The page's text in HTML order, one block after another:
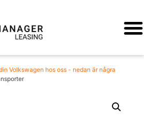
Volkswagen hos oss - nedan är några